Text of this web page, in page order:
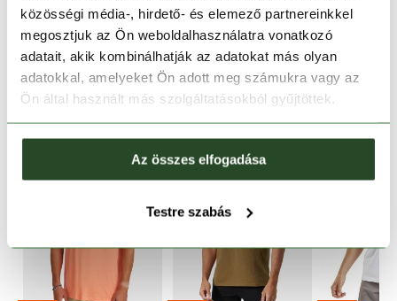
közösségi média-, hirdető- és elemező partnereinkkel
megosztjuk az Ön weboldalhasználatra vonatkozó
adatait, akik kombinálhatják az adatokat más olyan
adatokkal, amelyeket Ön adott meg számukra vagy az
Ön által használt más szolgáltatásokból gyűjtöttek.
Az összes elfogadása
Testre szabás
TERMÉK RÉSZLETEK
HASONLÓ TERMÉKEK